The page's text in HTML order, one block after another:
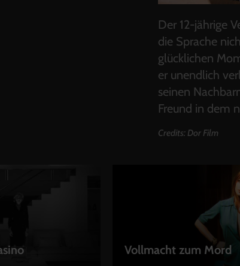
Der 12-jährige
die Sprache
glücklichen
er unendlich
seinen
Freund in dem
Credits: Dor Film
Vollmacht zum Mord
LEIHEN